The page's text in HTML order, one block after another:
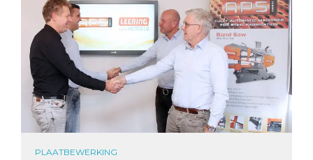
PLAATBEWERKING